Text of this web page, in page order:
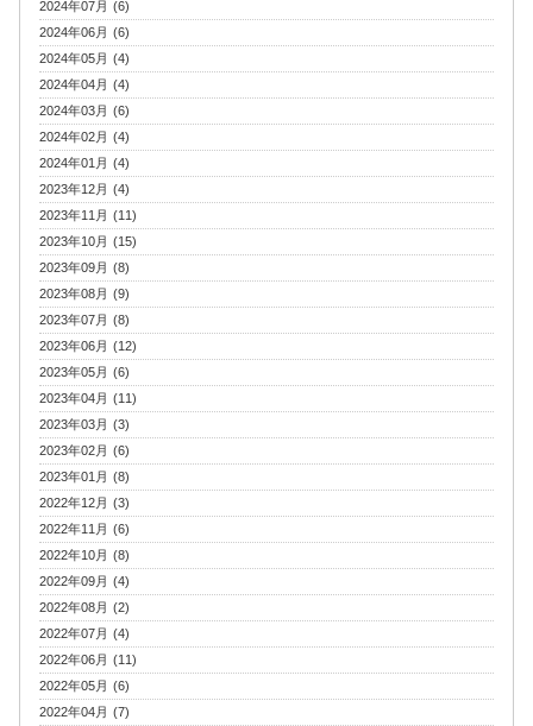
2024年07月 (6)
2024年06月 (6)
2024年05月 (4)
2024年04月 (4)
2024年03月 (6)
2024年02月 (4)
2024年01月 (4)
2023年12月 (4)
2023年11月 (11)
2023年10月 (15)
2023年09月 (8)
2023年08月 (9)
2023年07月 (8)
2023年06月 (12)
2023年05月 (6)
2023年04月 (11)
2023年03月 (3)
2023年02月 (6)
2023年01月 (8)
2022年12月 (3)
2022年11月 (6)
2022年10月 (8)
2022年09月 (4)
2022年08月 (2)
2022年07月 (4)
2022年06月 (11)
2022年05月 (6)
2022年04月 (7)